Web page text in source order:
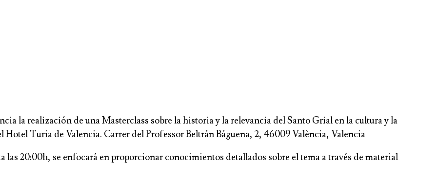
la realización de una Masterclass sobre la historia y la relevancia del Santo Grial en la cultura y la
Hotel Turia de Valencia. Carrer del Professor Beltrán Báguena, 2, 46009 València, Valencia
las 20:00h, se enfocará en proporcionar conocimientos detallados sobre el tema a través de material